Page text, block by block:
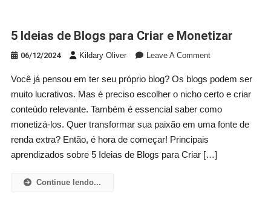
5 Ideias de Blogs para Criar e Monetizar
06/12/2024 Kildary Oliver Leave A CommentOn
Ideias
De
Blogs
Para
Monetizar
Você já pensou em ter seu próprio blog? Os blogs podem ser
muito lucrativos. Mas é preciso escolher o nicho certo e criar
conteúdo relevante. Também é essencial saber como
monetizá-los. Quer transformar sua paixão em uma fonte de
renda extra? Então, é hora de começar! Principais
aprendizados sobre 5 Ideias de Blogs para Criar […]
Continue lendo...